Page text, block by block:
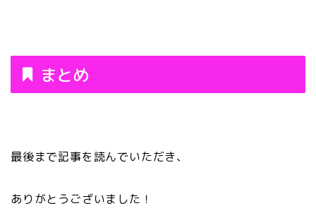
まとめ
最後まで記事を読んでいただき、
ありがとうございました！